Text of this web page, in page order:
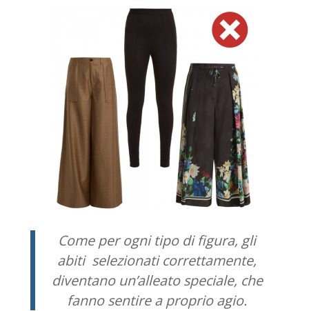
Come per ogni tipo di figura, gli
abiti selezionati correttamente,
diventano un’alleato speciale, che
fanno sentire a proprio agio.